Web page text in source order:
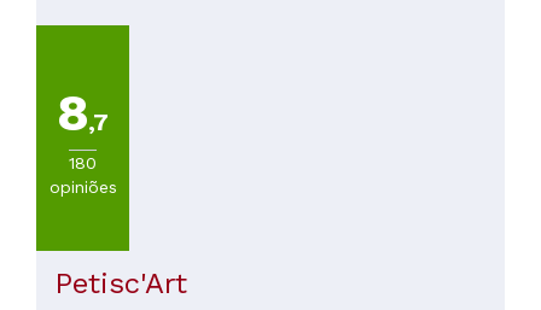
8,7
180
opiniões
Petisc'Art